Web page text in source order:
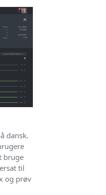
dansk.
bruge
til
og prøv